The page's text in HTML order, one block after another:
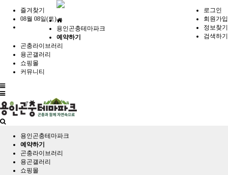
즐겨찾기
08월 08일(토)
로그인
회원가입
정보찾기
검색하기
홈
으
로
용인곤충테마파크
예약하기
곤충라이브러리
용곤갤러리
쇼핑몰
커뮤니티
전
체
메
뉴
용인곤충테마파크
예약하기
곤충라이브러리
용곤갤러리
쇼핑몰